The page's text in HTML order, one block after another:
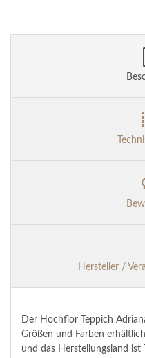
Hersteller /
Der Hochflor Teppich
Größen und Farben
und das Herstellungsland ist